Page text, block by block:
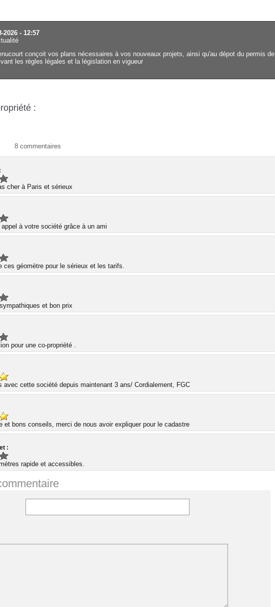
2026 - 12:57
conçoit vos plans nécessaires à vos nouveaux projets, ainsi qu'au dépot du permis de
les règles légales et la législation en vigueur
:
8 commentaires
cher à Paris et sérieux
appel à votre société grâce à un ami
ces géomètre pour le sérieux et les tarifs.
et bon prix
pour une co-propriété .
avec cette société depuis maintenant 3 ans/ Cordialement, FGC
et bons conseils, merci de nous avoir expliquer pour le cadastre
:
rapide et accessibles.